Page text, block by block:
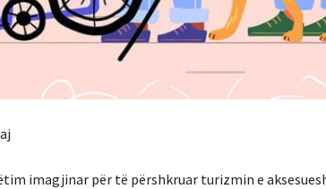
imagjinar për të përshkruar turizmin e